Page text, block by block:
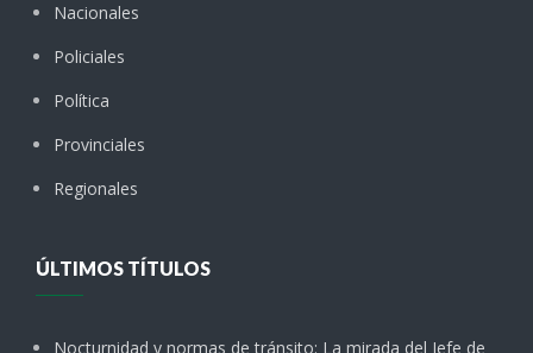
Nacionales
Policiales
Política
Provinciales
Regionales
ÚLTIMOS TÍTULOS
Nocturnidad y normas de tránsito: La mirada del Jefe de